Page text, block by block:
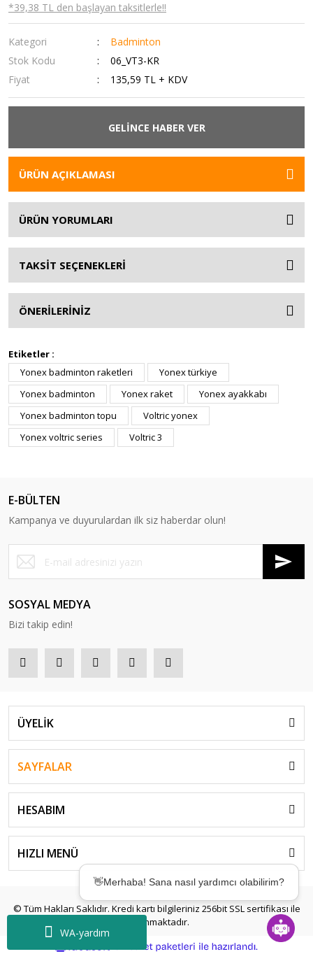
WA-yardım
*39,38 TL den başlayan taksitlerle!!
Kategori
Badminton
Stok Kodu
06_VT3-KR
Fiyat
135,59 TL + KDV
GELİNCE HABER VER
ÜRÜN AÇIKLAMASI
ÜRÜN YORUMLARI
TAKSİT SEÇENEKLERİ
ÖNERİLERİNİZ
Etiketler :
Yonex badminton raketleri
Yonex türkiye
Yonex badminton
Yonex raket
Yonex ayakkabı
Yonex badminton topu
Voltric yonex
Yonex voltric series
Voltric 3
E-BÜLTEN
Kampanya ve duyurulardan ilk siz haberdar olun!
SOSYAL MEDYA
Bizi takip edin!
ÜYELİK
SAYFALAR
HESABIM
HIZLI MENÜ
© Tüm Hakları Saklıdır. Kredi kartı bilgileriniz 256bit SSL sertifikası ile
korunmaktadır.
e-
👋Merhaba! Sana nasıl yardımcı olabilirim?
çözümler sunmak için buradayım! ✨